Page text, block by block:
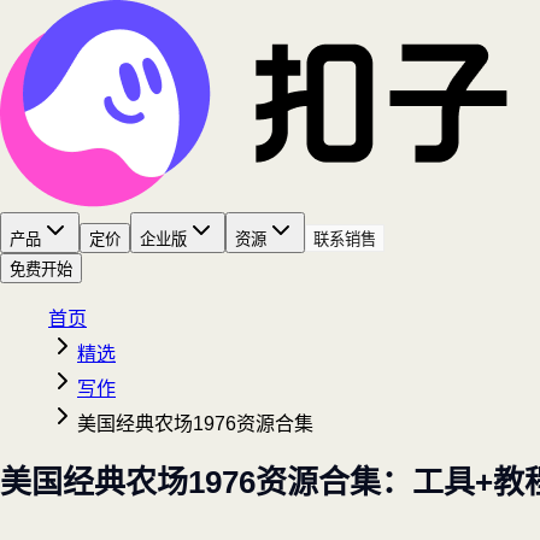
产品 定价 企业版 资源
联系销售
免费开始
首页
精选
写作
美国经典农场1976资源合集
美国经典农场1976资源合集：工具+教